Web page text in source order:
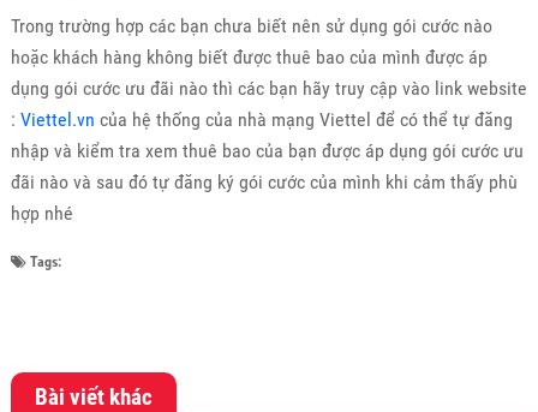
Trong trường hợp các bạn chưa biết nên sử dụng gói cước nào
hoặc khách hàng không biết được thuê bao của mình được áp
dụng gói cước ưu đãi nào thì các bạn hãy truy cập vào link website
: Viettel.vn của hệ thống của nhà mạng Viettel để có thể tự đăng
nhập và kiểm tra xem thuê bao của bạn được áp dụng gói cước ưu
đãi nào và sau đó tự đăng ký gói cước của mình khi cảm thấy phù
hợp nhé
Tags:
Bài viết khác